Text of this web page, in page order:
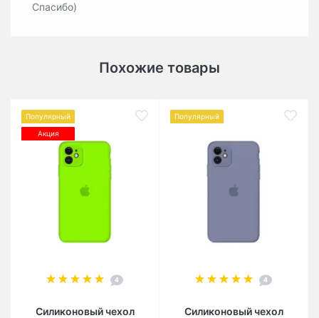
Спасибо)
Похожие товары
Популярный
Акция
4
Силиконовый чехол
Популярный
4
Силиконовый чехол